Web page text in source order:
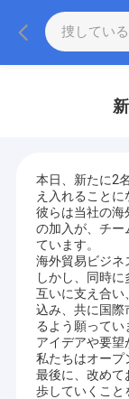
本日、新たに2
え入れることに
彼らは当社の海
の加入が、チー
ています。
海外貿易ビジネ
しかし、同時
互いに支え合い
込み、共に国際
るよう願ってい
アイデアや要望
私たちはオープ
最後に、改めて
歩していくこと